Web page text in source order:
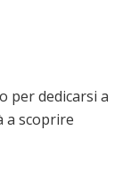
per dedicarsi a
a scoprire